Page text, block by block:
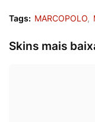
Tags: MARCOPOLO
Skins mais